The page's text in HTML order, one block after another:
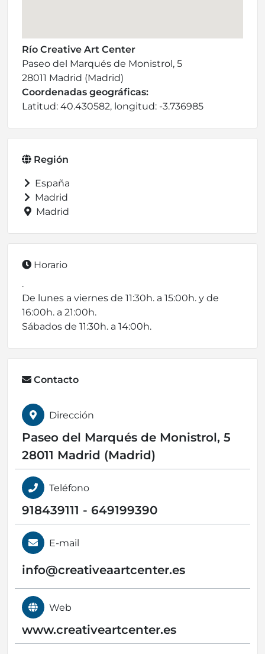
Río Creative Art Center
Paseo del Marqués de Monistrol, 5
28011 Madrid (Madrid)
Coordenadas geográficas:
Latitud: 40.430582, longitud: -3.736985
Región
España
Madrid
Madrid
Horario
.
De lunes a viernes de 11:30h. a 15:00h. y de
16:00h. a 21:00h.
Sábados de 11:30h. a 14:00h.
Contacto
Dirección
Paseo del Marqués de Monistrol, 5
28011 Madrid (Madrid)
Teléfono
918439111 - 649199390
E-mail
info@creativeaartcenter.es
Web
www.creativeartcenter.es